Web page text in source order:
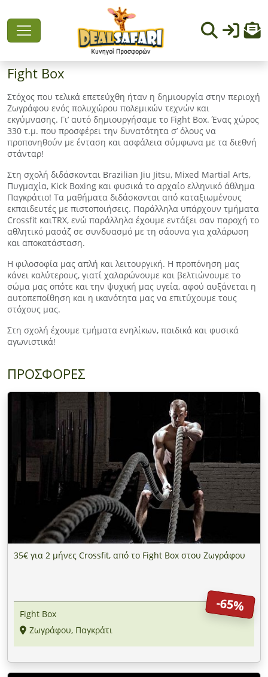
Fight Box
Στόχος που τελικά επετεύχθη ήταν η δημιουργία στην περιοχή
Ζωγράφου ενός πολυχώρου πολεμικών τεχνών και
εκγύμνασης. Γι’ αυτό δημιουργήσαμε το Fight Box. Ένας χώρος
330 τ.μ. που προσφέρει την δυνατότητα σ’ όλους να
προπονηθούν με ένταση και ασφάλεια σύμφωνα με τα διεθνή
στάνταρ!
Στη σχολή διδάσκονται Brazilian Jiu Jitsu, Mixed Martial Arts,
Πυγμαχία, Kick Boxing και φυσικά το αρχαίο ελληνικό άθλημα
Παγκράτιο! Τα μαθήματα διδάσκονται από καταξιωμένους
εκπαιδευτές με πιστοποιήσεις. Παράλληλα υπάρχουν τμήματα
Crossfit καιTRX, ενώ παράλληλα έχουμε εντάξει σαν παροχή το
αθλητικό μασάζ σε συνδυασμό με τη σάουνα για χαλάρωση
και αποκατάσταση.
Η φιλοσοφία μας απλή και λειτουργική. Η προπόνηση μας
κάνει καλύτερους, γιατί χαλαρώνουμε και βελτιώνουμε το
σώμα μας οπότε και την ψυχική μας υγεία, αφού αυξάνεται η
αυτοπεποίθηση και η ικανότητα μας να επιτύχουμε τους
στόχους μας.
Στη σχολή έχουμε τμήματα ενηλίκων, παιδικά και φυσικά
αγωνιστικά!
ΠΡΟΣΦΟΡΕΣ
35€ για 2 μήνες Crossfit, από το Fight Box στου Ζωγράφου
-65%
Fight Box
Ζωγράφου, Παγκράτι